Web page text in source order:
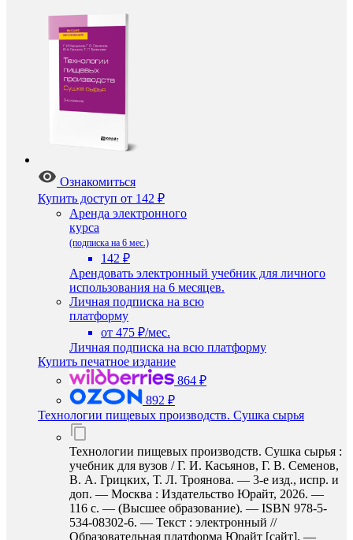
Ознакомиться
Купить доступ от 142 ₽
Аренда электронного
курса
(подписка на 6 мес.)
142 ₽
Арендовать электронный учебник для личного
использования на 6 месяцев.
Личная подписка на всю
платформу
от 475 ₽/мес.
Личная подписка на всю платформу
Купить печатное издание
864 ₽
892 ₽
Технологии пищевых производств. Сушка сырья
Технологии пищевых производств. Сушка сырья :
учебник для вузов / Г. И. Касьянов, Г. В. Семенов,
В. А. Грицких, Т. Л. Троянова. — 3-е изд., испр. и
доп. — Москва : Издательство Юрайт, 2026. —
116 с. — (Высшее образование). — ISBN 978-5-
534-08302-6. — Текст : электронный //
Образовательная платформа Юрайт [сайт]. —